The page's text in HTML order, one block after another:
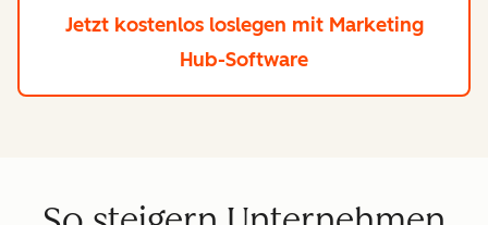
Jetzt kostenlos loslegen mit Marketing
Hub-Software